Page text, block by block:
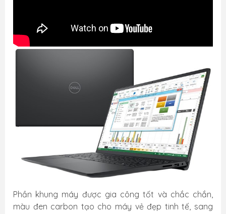
Phần khung máy được gia công tốt và chắc chắn,
màu đen carbon tạo cho máy vẻ đẹp tinh tế, sang